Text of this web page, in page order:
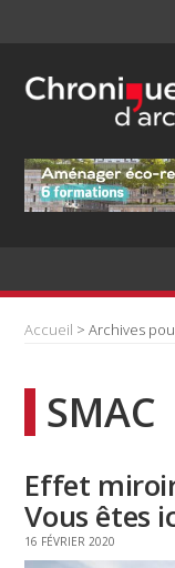
Accueil > Archives
SMAC
Effet
Vous êtes
16 FÉVRIER 2020